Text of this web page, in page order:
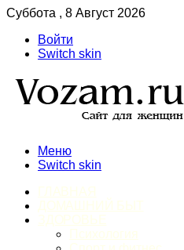
Суббота , 8 Август 2026
Войти
Switch skin
Меню
Switch skin